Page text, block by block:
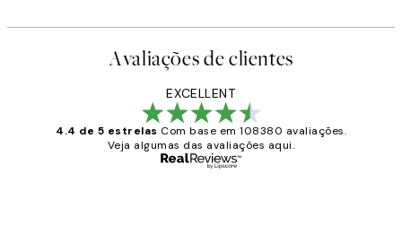
Avaliações de clientes
EXCELLENT
4.4 de 5 estrelas Com base em 108380 avaliações.
Veja algumas das avaliações aqui.